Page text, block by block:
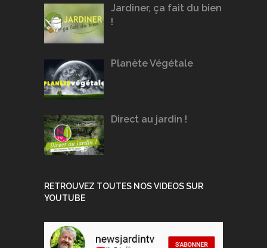
Jardiner, ça fait du bien
!
Planète Végétale
Direct au jardin !
RETROUVEZ TOUTES NOS VIDEOS SUR
YOUTUBE